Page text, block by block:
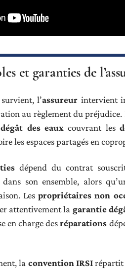
et garanties de
survient, l’assureur intervient
au règlement du
des eaux couvrant les
les espaces partagés en
dépend du contrat
son ensemble, alors
Lespropriétaires non
attentivement la garantie
en charge desréparations
la convention IRSIrépartit